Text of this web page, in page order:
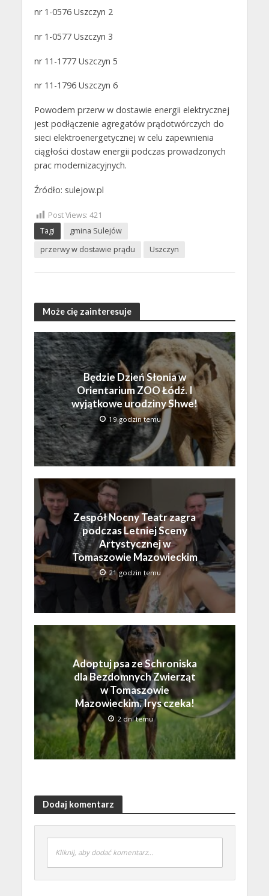
nr 1-0576 Uszczyn 2
nr 1-0577 Uszczyn 3
nr 11-1777 Uszczyn 5
nr 11-1796 Uszczyn 6
Powodem przerw w dostawie energii elektrycznej
jest podłączenie agregatów prądotwórczych do
sieci elektroenergetycznej w celu zapewnienia
ciągłości dostaw energii podczas prowadzonych
prac modernizacyjnych.
Źródło: sulejow.pl
Post Views: 421
Tagi
gmina Sulejów
przerwy w dostawie prądu
Uszczyn
Może cię zainteresuje
Będzie Dzień Słonia w
Orientarium ZOO Łódź. I
wyjątkowe urodziny Shwe!
19 godzin temu
Zespół Nocny Teatr zagra
podczas Letniej Sceny
Artystycznej w
Tomaszowie Mazowieckim
21 godzin temu
Adoptuj psa ze Schroniska
dla Bezdomnych Zwierząt
w Tomaszowie
Mazowieckim. Irys czeka!
2 dni temu
Dodaj komentarz
Kliknij, aby dodać komentarz...